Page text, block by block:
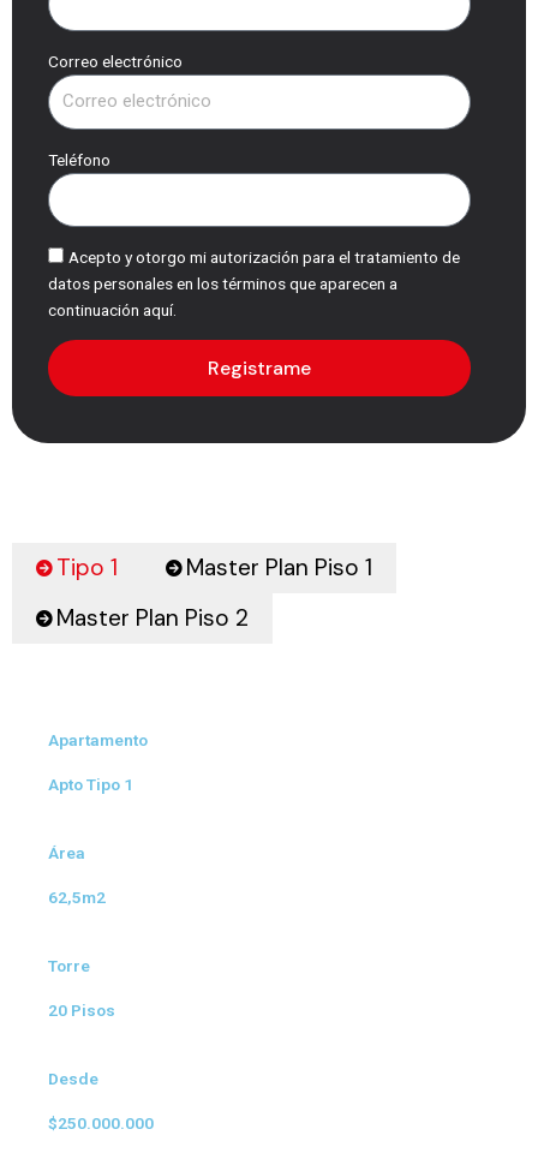
Correo electrónico
Teléfono
Acepto y otorgo mi autorización para el tratamiento de
datos personales en los términos que aparecen a
continuación aquí.
Registrame
Tipo 1
Master Plan Piso 1
Master Plan Piso 2
Apartamento
Apto Tipo 1
Área
62,5m2
Torre
20 Pisos
Desde
$250.000.000